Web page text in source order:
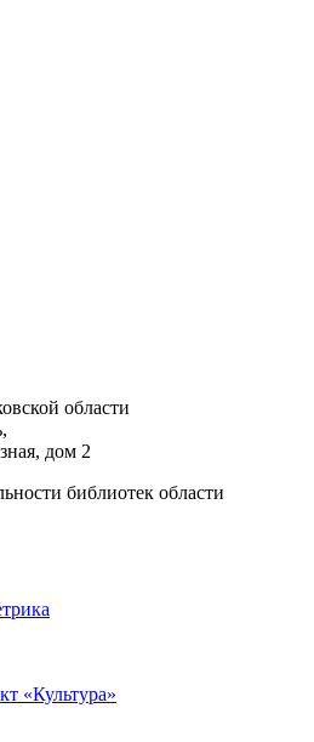
области
дом 2
библиотек области
«Культура»